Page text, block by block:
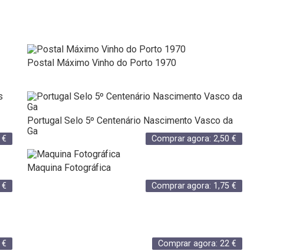
€
€
€
Postal Máximo Vinho do Porto 1970
Comprar agora:2,50 €
Portugal Selo 5º Centenário Nascimento Vasco da
Ga
Comprar agora: 1,75 €
Maquina Fotográfica
Comprar agora:22 €